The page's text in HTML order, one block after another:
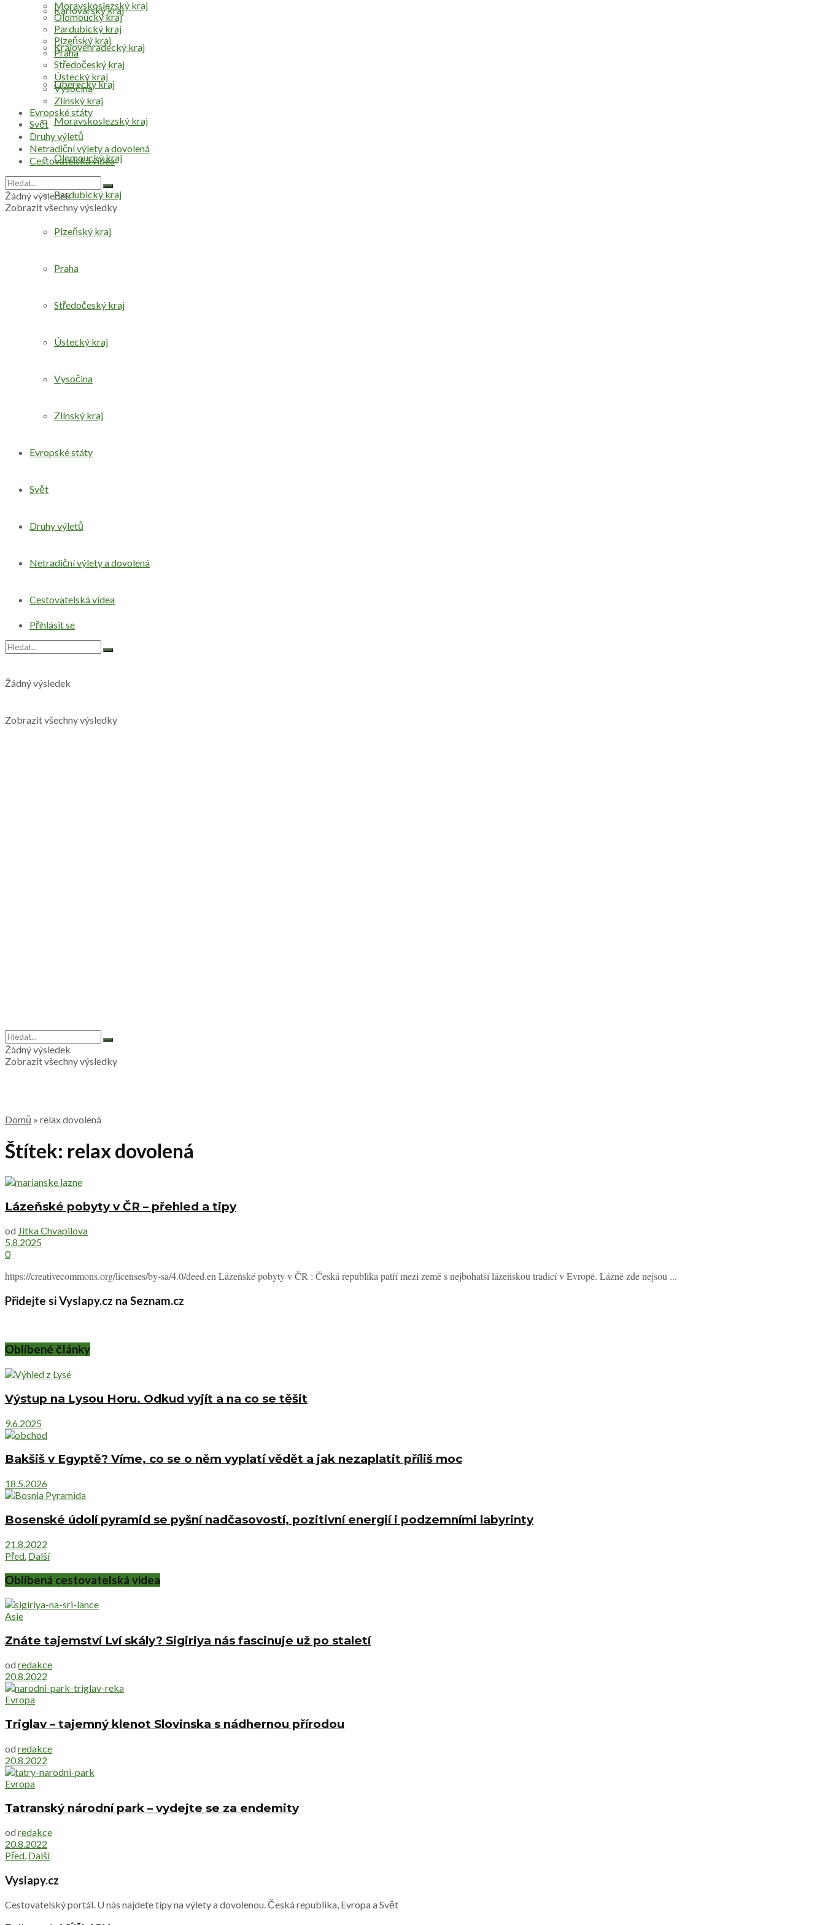
Přihlásit se
Karlovarský kraj
Královéhradecký kraj
Liberecký kraj
Moravskoslezský kraj
Olomoucký kraj
Pardubický kraj
Plzeňský kraj
Praha
Středočeský kraj
Ústecký kraj
Vysočina
Zlínský kraj
Evropské státy
Svět
Druhy výletů
Netradiční výlety a dovolená
Cestovatelská videa
Žádný výsledek
Zobrazit všechny výsledky
Moravskoslezský kraj
Olomoucký kraj
Pardubický kraj
Plzeňský kraj
Praha
Středočeský kraj
Ústecký kraj
Vysočina
Zlínský kraj
Evropské státy
Svět
Druhy výletů
Netradiční výlety a dovolená
Cestovatelská videa
Žádný výsledek
Zobrazit všechny výsledky
Žádný výsledek
Zobrazit všechny výsledky
Domů » relax dovolená
Štítek: relax dovolená
Lázeňské pobyty v ČR – přehled a tipy
od Jitka Chvapilova
5.8.2025
0
https://creativecommons.org/licenses/by-sa/4.0/deed.en Lázeňské pobyty v ČR : Česká republika patří mezi země s nejbohatší lázeňskou tradicí v Evropě. Lázně zde nejsou ...
Přidejte si Vyslapy.cz na Seznam.cz
Oblíbené články
Výstup na Lysou Horu. Odkud vyjít a na co se těšit
9.6.2025
Bakšiš v Egyptě? Víme, co se o něm vyplatí vědět a jak nezaplatit příliš moc
18.5.2026
Bosenské údolí pyramid se pyšní nadčasovostí, pozitivní energií i podzemními labyrinty
21.8.2022
Před. Další
Oblíbená cestovatelská videa
Asie
Znáte tajemství Lví skály? Sigiriya nás fascinuje už po staletí
od redakce
20.8.2022
Evropa
Triglav – tajemný klenot Slovinska s nádhernou přírodou
od redakce
20.8.2022
Evropa
Tatranský národní park – vydejte se za endemity
od redakce
20.8.2022
Před. Další
Vyslapy.cz
Cestovatelský portál. U nás najdete tipy na výlety a dovolenou. Česká republika, Evropa a Svět